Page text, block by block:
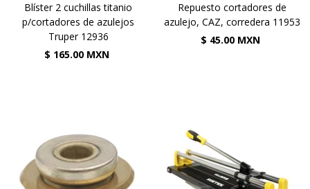
Blíster 2 cuchillas titanio
p/cortadores de azulejos
Truper 12936
$ 165.00 MXN
Repuesto cortadores de
azulejo, CAZ, corredera 11953
$ 45.00 MXN